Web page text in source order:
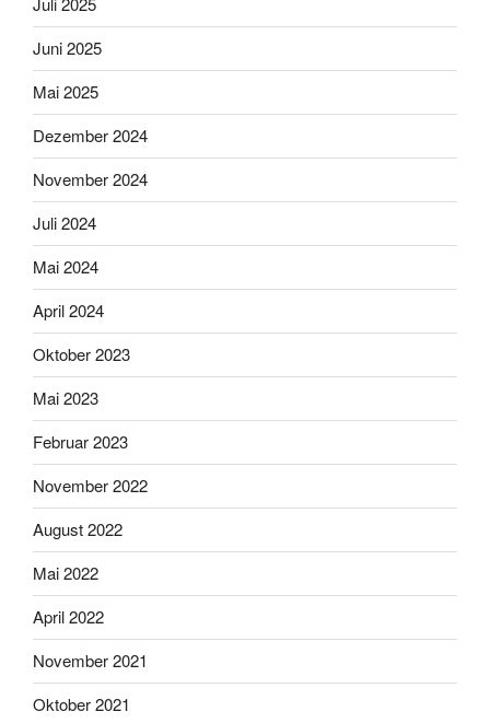
Juni 2025
Mai 2025
Dezember 2024
November 2024
Juli 2024
Mai 2024
April 2024
Oktober 2023
Mai 2023
Februar 2023
November 2022
August 2022
Mai 2022
April 2022
November 2021
Oktober 2021